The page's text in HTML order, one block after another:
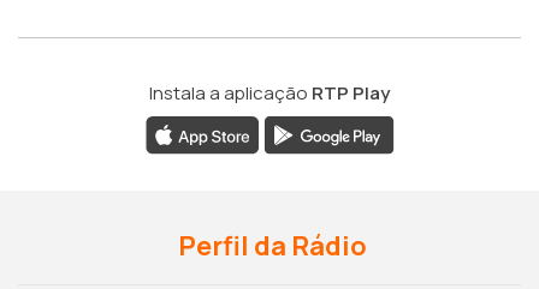
Instala a aplicação RTP Play
Perfil da Rádio